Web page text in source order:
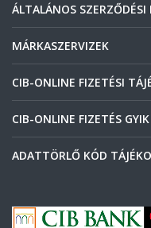
ÁLTALÁNOS SZERZŐDÉSI
MÁRKASZERVIZEK
CIB-ONLINE FIZETÉSI
CIB-ONLINE FIZETÉS GYIK
ADATTÖRLŐ KÓD